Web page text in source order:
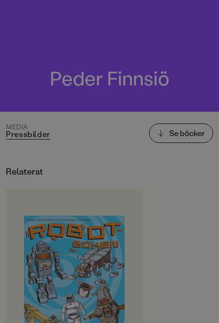
Peder Finnsiö
MEDIA
Pressbilder Se böcker
Relaterat
OM BOKEN
Äntligen en bok för alla
robotfantaster! En del robotar är så
små att du inte ens kan se dem.
Andra är stora som hus. Läs om små
och stora robotar, hjälpsamma och
farliga, långsamma och snabba,
hårda och mjuka. Du möter robotar
från förr, från idag och får också ta
dig en titt in i framtiden. Robotar,
automater, datorer, androider,